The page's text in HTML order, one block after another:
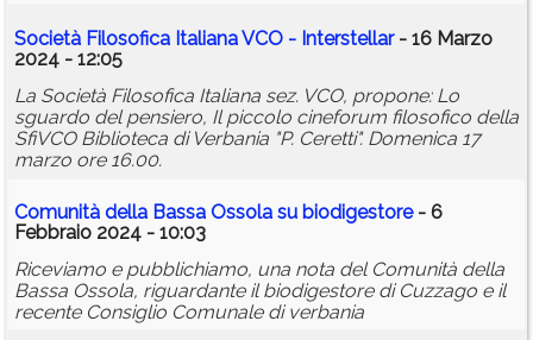
Società Filosofica Italiana VCO - Interstellar- 16 Marzo
2024 - 12:05
La Società Filosofica Italiana sez. VCO, propone: Lo
sguardo del pensiero, Il piccolo cineforum filosofico della
SfiVCO Biblioteca di Verbania "P. Ceretti". Domenica 17
marzo ore 16.00.
Comunità della Bassa Ossola su biodigestore- 6
Febbraio 2024 - 10:03
Riceviamo e pubblichiamo, una nota del Comunità della
Bassa Ossola, riguardante il biodigestore di Cuzzago e il
recente Consiglio Comunale di verbania